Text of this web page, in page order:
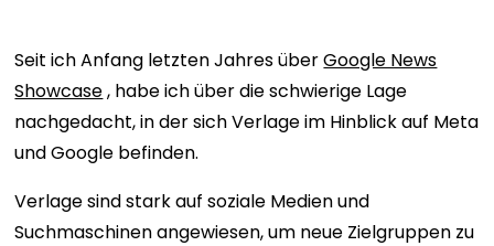
Seit ich Anfang letzten Jahres überGoogle News
Showcase, habe ich über die schwierige Lage
nachgedacht, in der sich Verlage im Hinblick auf Meta
und Google befinden.
Verlage sind stark auf soziale Medien und
Suchmaschinen angewiesen, um neue Zielgruppen zu